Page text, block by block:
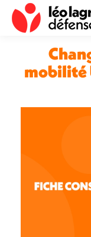
mobilité